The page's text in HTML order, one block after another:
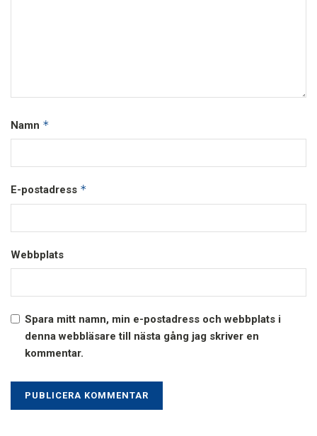
Namn *
E-postadress *
Webbplats
Spara mitt namn, min e-postadress och webbplats i
denna webbläsare till nästa gång jag skriver en
kommentar.